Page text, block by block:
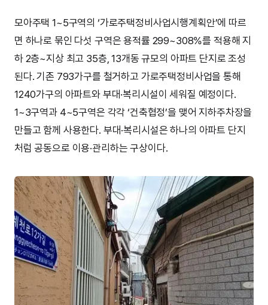
모아주택 1~5구역의 ‘가로주택정비사업시행계획안’에 따르
면 하나로 묶인 다섯 구역은 용적률 299~308%를 적용해 지
하 2층~지상 최고 35층, 13개동 규모의 아파트 단지로 조성
된다. 기존 793가구를 철거하고 가로주택정비사업을 통해
1240가구의 아파트와 부대·복리시설이 세워질 예정이다.
1~3구역과 4~5구역은 각각 ‘건축협정’을 맺어 지하주차장을
만들고 함께 사용한다. 부대·복리시설은 하나의 아파트 단지
처럼 공동으로 이용·관리하는 구상이다.